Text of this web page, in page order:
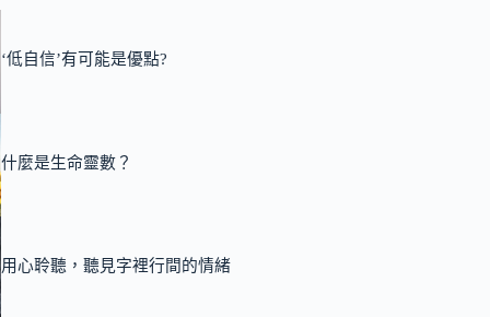
‘低自信’有可能是優點?
什麼是生命靈數？
用心聆聽，聽見字裡行間的情緒